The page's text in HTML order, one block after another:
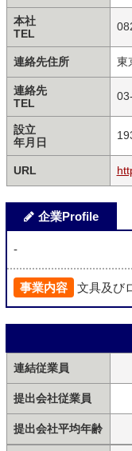
本社
TEL
連絡先住所 東
連絡先
TEL
設立
年月日
URL
企業Profile
-
事業内容 文具及び
連結従業員
提出会社従業員
提出会社平均年齢